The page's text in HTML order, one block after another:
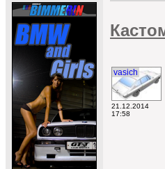
vasich
21.12.2014
17:58